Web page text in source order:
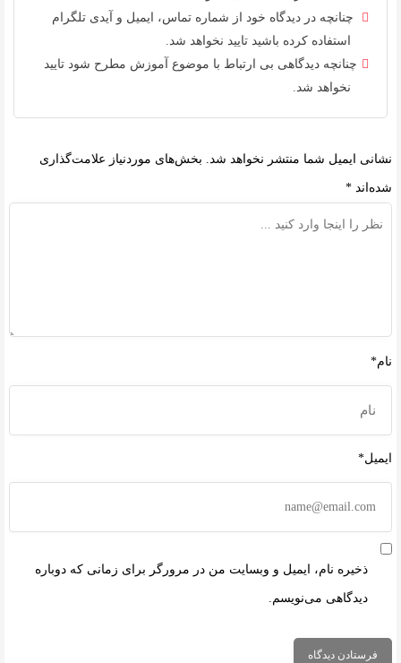
چنانچه در دیدگاه خود از شماره تماس، ایمیل و آیدی تلگرام
استفاده کرده باشید تایید نخواهد شد.
چنانچه دیدگاهی بی ارتباط با موضوع آموزش مطرح شود تایید
نخواهد شد.
نشانی ایمیل شما منتشر نخواهد شد. بخش‌های موردنیاز علامت‌گذاری
شده‌اند *
نام*
ایمیل*
ذخیره نام، ایمیل و وبسایت من در مرورگر برای زمانی که دوباره
دیدگاهی می‌نویسم.